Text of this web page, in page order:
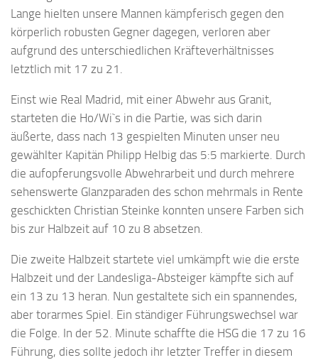
Lange hielten unsere Mannen kämpferisch gegen den
körperlich robusten Gegner dagegen, verloren aber
aufgrund des unterschiedlichen Kräfteverhältnisses
letztlich mit 17 zu 21.
Einst wie Real Madrid, mit einer Abwehr aus Granit,
starteten die Ho/Wi`s in die Partie, was sich darin
äußerte, dass nach 13 gespielten Minuten unser neu
gewählter Kapitän Philipp Helbig das 5:5 markierte. Durch
die aufopferungsvolle Abwehrarbeit und durch mehrere
sehenswerte Glanzparaden des schon mehrmals in Rente
geschickten Christian Steinke konnten unsere Farben sich
bis zur Halbzeit auf 10 zu 8 absetzen.
Die zweite Halbzeit startete viel umkämpft wie die erste
Halbzeit und der Landesliga-Absteiger kämpfte sich auf
ein 13 zu 13 heran. Nun gestaltete sich ein spannendes,
aber torarmes Spiel. Ein ständiger Führungswechsel war
die Folge. In der 52. Minute schaffte die HSG die 17 zu 16
Führung, dies sollte jedoch ihr letzter Treffer in diesem